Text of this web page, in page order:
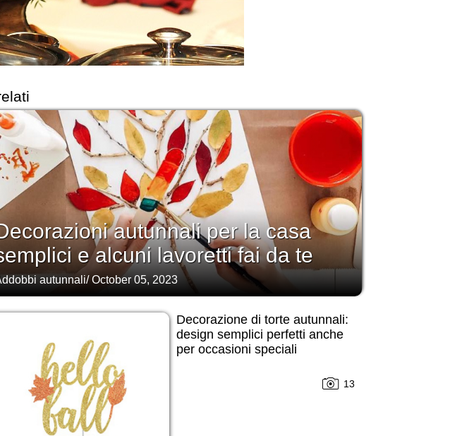
autunnali per la casa
e alcuni lavoretti fai da te
autunnali/October 05, 2023
Decorazione di torte autunnali:
design semplici perfetti anche
per occasioni speciali
13